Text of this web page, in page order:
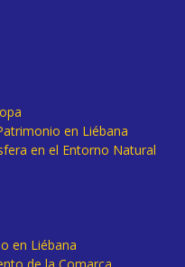
en Liébana
en el Entorno Natural
en Liébana